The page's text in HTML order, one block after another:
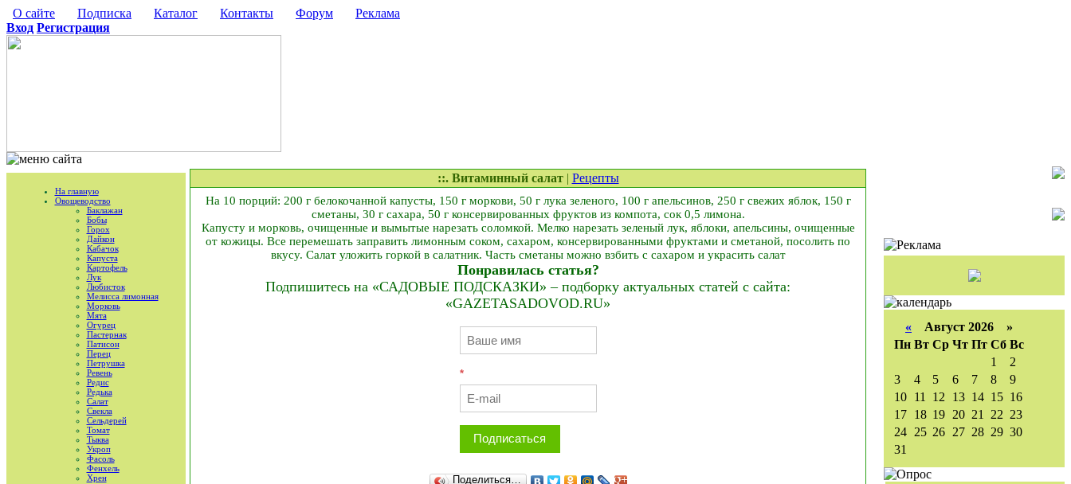
О сайте Подписка Каталог Контакты Форум
Реклама
Вход Регистрация
На главную
Овощеводство
Баклажан
Бобы
Горох
Дайкон
Кабачок
Капуста
Картофель
Лук
Любисток
Мелисса лимонная
Морковь
Мята
Огурец
Пастернак
Патисон
Перец
Петрушка
Ревень
Редис
Редька
Салат
Свекла
Сельдерей
Томат
Тыква
Укроп
Фасоль
Фенхель
Хрен
::. Витаминный салат| Рецепты
На 10 порций: 200 г белокочанной капусты, 150 г моркови, 50 г лука зеленого, 100 г апельсинов, 250 г свежих яблок, 150 г
сметаны, 30 г сахара, 50 г консервированных фруктов из компота, сок 0,5 лимона.
Капусту и морковь, очищенные и вымытые нарезать соломкой. Мелко нарезать зеленый лук, яблоки, апельсины, очищенные
от кожицы. Все перемешать заправить лимонным соком, сахаром, консервированными фруктами и сметаной, посолить по
вкусу. Салат уложить горкой в салатник. Часть сметаны можно взбить с сахаром и украсить салат
Понравилась статья?
Подпишитесь на «САДОВЫЕ ПОДСКАЗКИ» – подборку актуальных статей с сайта:
«GAZETASADOVOD.RU»
*
Подписаться
Поделиться…
« Август 2026 »
Пн Вт Ср Чт Пт Сб Вс
1
2
3
4 5 6 7 8
9
10 11 12 13 14 15 16
17 18 19 20 21 22 23
24 25 26 27 28 29 30
31